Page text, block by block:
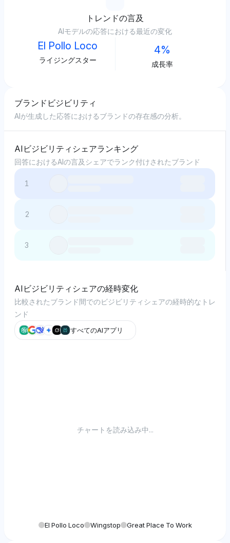
トレンドの言及
AIモデルの応答における最近の変化
El Pollo Loco
ライジングスター
4%
成長率
ブランドビジビリティ
AIが生成した応答におけるブランドの存在感の分析。
AIビジビリティシェアランキング
回答におけるAIの言及シェアでランク付けされたブランド
1
2
3
AIビジビリティシェアの経時変化
比較されたブランド間でのビジビリティシェアの経時的なトレ
ンド
すべてのAIアプリ
チャートを読み込み中...
El Pollo Loco Wingstop Great Place To Work